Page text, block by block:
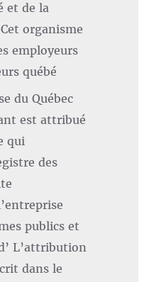
et de la
organisme
employeurs
québé
du Québec
est attribué
qui
des
publics et
L’attribution
dans le